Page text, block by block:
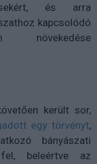
és arra
kapcsolódó
növekedése
került sor,
egy törvényt,
bányászati
beleértve az